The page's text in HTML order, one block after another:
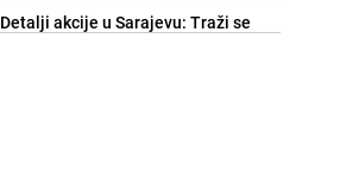
Detalji akcije u Sarajevu: Traži se